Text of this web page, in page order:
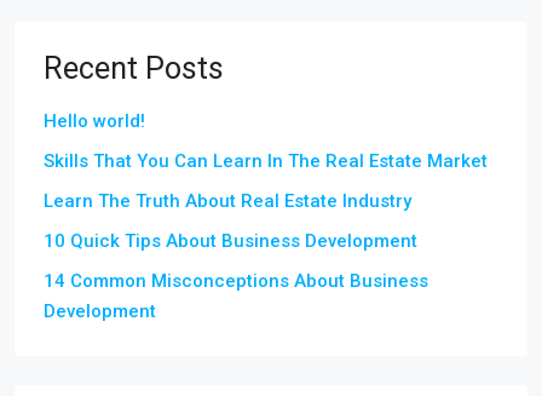
Recent Posts
Hello world!
Skills That You Can Learn In The Real Estate Market
Learn The Truth About Real Estate Industry
10 Quick Tips About Business Development
14 Common Misconceptions About Business
Development